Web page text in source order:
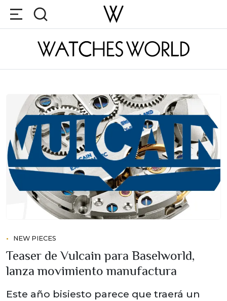
NEW PIECES
Teaser de Vulcain para Baselworld,
lanza movimiento manufactura
Este año bisiesto parece que traerá un